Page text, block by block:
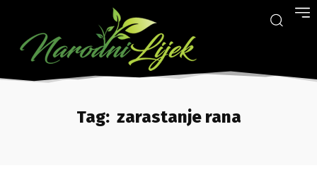
Tag: zarastanje rana